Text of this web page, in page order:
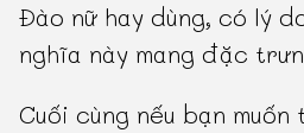
Đào nữ hay dùng, có lý
nghĩa này mang đặc
Cuối cùng nếu bạn muốn